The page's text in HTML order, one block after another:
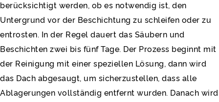
berücksichtigt werden, ob es notwendig ist, den
Untergrund vor der Beschichtung zu schleifen oder zu
entrosten. In der Regel dauert das Säubern und
Beschichten zwei bis fünf Tage. Der Prozess beginnt mit
der Reinigung mit einer speziellen Lösung, dann wird
das Dach abgesaugt, um sicherzustellen, dass alle
Ablagerungen vollständig entfernt wurden. Danach wird